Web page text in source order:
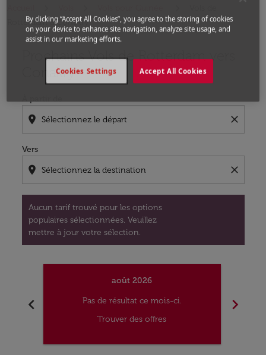
Rotterdam a Conakry
Prochains Vols de Rotterdam vers
Conakry
location_on close
Vers
location_on close
Aucun tarif trouvé pour les options
populaires sélectionnées. Veuillez
mettre à jour votre sélection.
chevron_left
août 2026
Pas de résultat ce mois-ci.
Trouver des offres
chevron_right
By clicking “Accept All Cookies”, you agree to the storing of cookies
on your device to enhance site navigation, analyze site usage, and
assist in our marketing efforts.
Accept All Cookies
Cookies Settings